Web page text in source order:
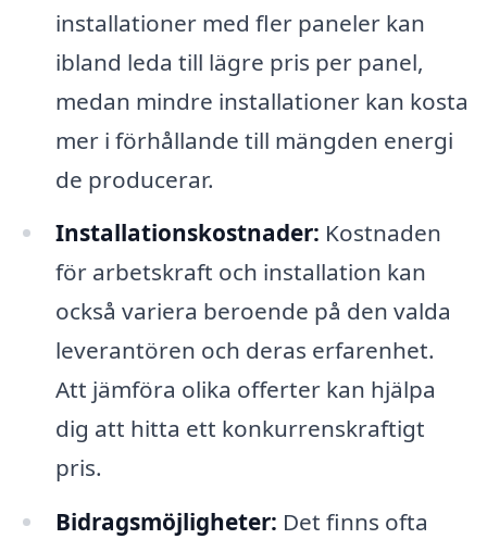
installationer med fler paneler kan
ibland leda till lägre pris per panel,
medan mindre installationer kan kosta
mer i förhållande till mängden energi
de producerar.
Installationskostnader: Kostnaden
för arbetskraft och installation kan
också variera beroende på den valda
leverantören och deras erfarenhet.
Att jämföra olika offerter kan hjälpa
dig att hitta ett konkurrenskraftigt
pris.
Bidragsmöjligheter: Det finns ofta